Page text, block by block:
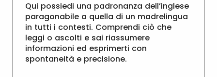
Qui possiedi una padronanza dell’inglese
paragonabile a quella di un madrelingua
in tutti i contesti. Comprendi ciò che
leggi o ascolti e sai riassumere
informazioni ed esprimerti con
spontaneità e precisione.